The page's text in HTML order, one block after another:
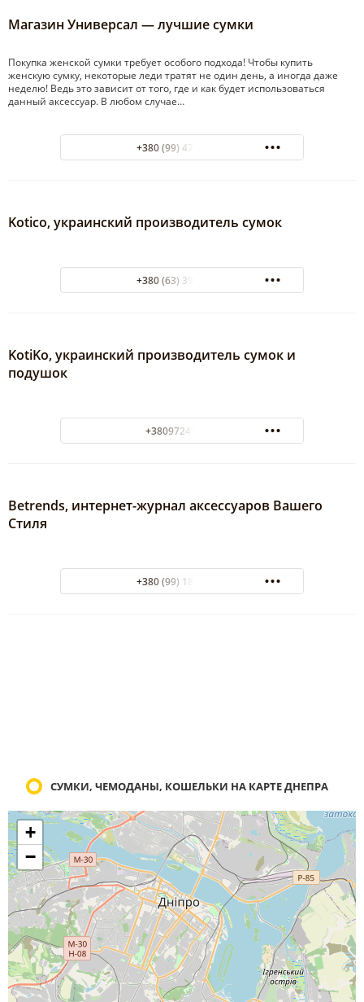
Магазин Универсал — лучшие сумки
Покупка женской сумки требует особого подхода! Чтобы купить
женскую сумку, некоторые леди тратят не один день, а иногда даже
неделю! Ведь это зависит от того, где и как будет использоваться
данный аксессуар. В любом случае…
+380 (99) 475-39-79
Kotico, украинский производитель сумок
+380 (63) 392-45-15
KotiKо, украинский производитель сумок и
подушок
+380972412367
Betrends, интернет-журнал аксессуаров Вашего
Стиля
+380 (99) 185-90-83
СУМКИ, ЧЕМОДАНЫ, КОШЕЛЬКИ НА КАРТЕ ДНЕПРА
+
−